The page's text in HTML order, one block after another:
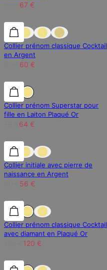
67 €
30% de réduction
Collier prénom classique Cocktail
en Argent
60 €
15% de réduction
Collier prénom Superstar pour
fille en Laiton Plaqué Or
64 €
30% de réduction
Collier initiale avec pierre de
naissance en Argent
56 €
25% de réduction
Collier prénom classique Cocktail
avec diamant en Plaqué Or
120 €
30% de réduction